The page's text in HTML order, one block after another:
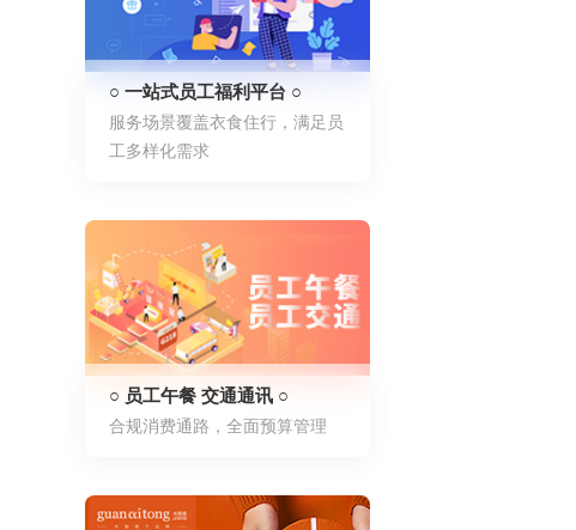
○ 一站式员工福利平台 ○
服务场景覆盖衣食住行，满足员
工多样化需求
○ 员工午餐 交通通讯 ○
合规消费通路，全面预算管理